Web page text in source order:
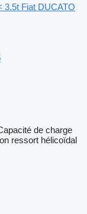
3.5t Fiat DUCATO
de charge
ressort hélicoïdal